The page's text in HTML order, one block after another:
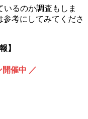
るのか調査もしま
考にしてみてくださ
】
催中 ／